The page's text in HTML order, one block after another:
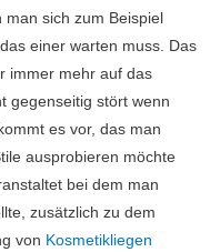
man sich zum Beispiel
einer warten muss. Das
immer mehr auf das
gegenseitig stört wenn
es vor, das man
ausprobieren möchte
bei dem man
zusätzlich zu dem
von Kosmetikliegen